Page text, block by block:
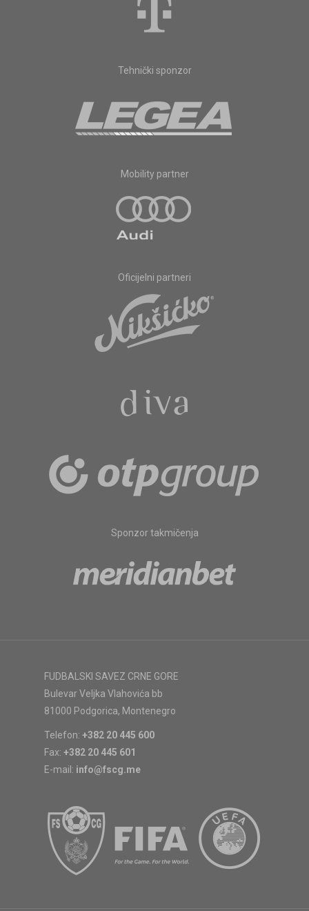
Tehnički sponzor
Mobility partner
Oficijelni partneri
Sponzor takmičenja
FUDBALSKI SAVEZ CRNE GORE
Bulevar Veljka Vlahovića bb
81000 Podgorica, Montenegro
Telefon: +382 20 445 600
Fax: +382 20 445 601
E-mail: info@fscg.me